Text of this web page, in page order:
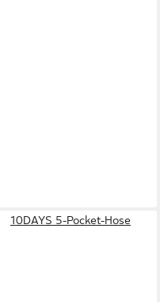
10DAYS 5-Pocket-Hose